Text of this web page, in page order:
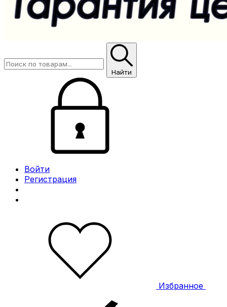
Найти
Войти
Регистрация
Избранное